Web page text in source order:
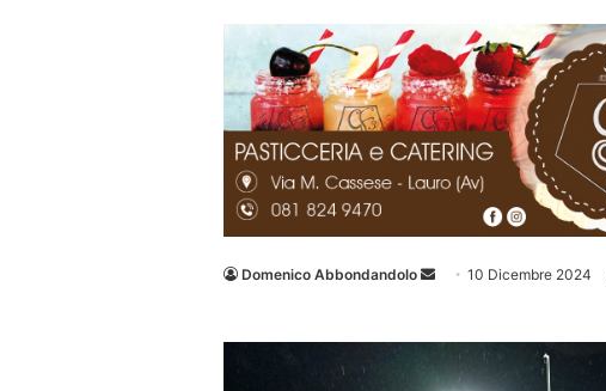
Domenico Abbondandolo
Invia 10 Dicembre 2024